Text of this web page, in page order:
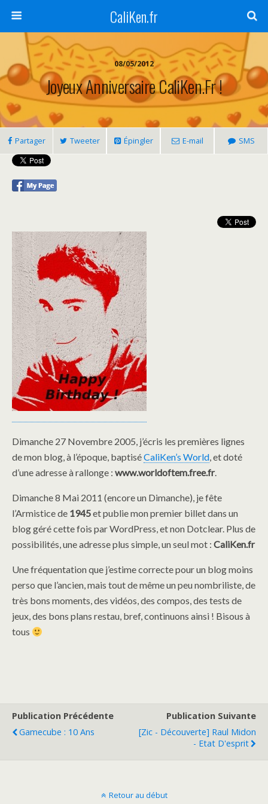
CaliKen.fr
08/05/2012
Joyeux Anniversaire CaliKen.fr !
Partager Tweeter Épingler E-mail SMS
Dimanche 27 Novembre 2005, j’écris les premières lignes
de mon blog, à l’époque, baptiséCaliKen’s World, et doté
d’une adresse à rallonge : www.worldoftem.free.fr.
Dimanche 8 Mai 2011 (encore un Dimanche), je fête
l’Armistice de 1945et publie mon premier billet dans un
blog géré cette fois par WordPress, et non Dotclear. Plus de
possibilités, une adresse plus simple, un seul mot : CaliKen.fr
Une fréquentation que j’estime correcte pour un blog moins
perso que l’ancien, mais tout de même un peu nombriliste, de
très bons moments, des vidéos, des compos, des tests de
jeux, des bons plans restau, bref, continuons ainsi ! Bisous à
tous
Publication Précédente
Gamecube : 10 Ans
Publication Suivante
[Zic - Découverte] Raul Midon
- Etat D'esprit
Retour au début